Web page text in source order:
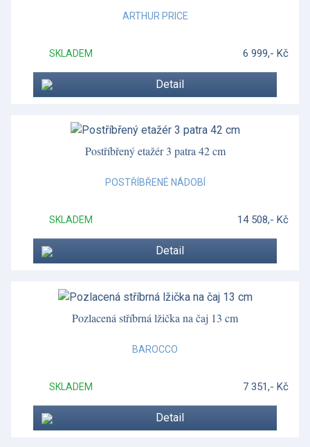
ARTHUR PRICE
SKLADEM 6 999,- Kč
Detail
Postříbřený etažér 3 patra 42 cm
POSTŘÍBŘENÉ NÁDOBÍ
SKLADEM 14 508,- Kč
Detail
Pozlacená stříbrná lžička na čaj 13 cm
BAROCCO
SKLADEM 7 351,- Kč
Detail
Wild Strawberry
Wild Strawberry Inky Blue